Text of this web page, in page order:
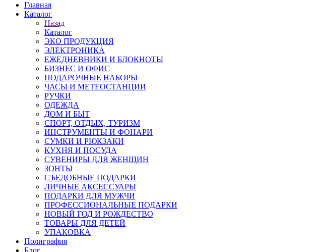
Главная
Каталог
Назад
Каталог
ЭКО ПРОДУКЦИЯ
ЭЛЕКТРОНИКА
ЕЖЕДНЕВНИКИ И БЛОКНОТЫ
БИЗНЕС И ОФИС
ПОДАРОЧНЫЕ НАБОРЫ
ЧАСЫ И МЕТЕОСТАНЦИИ
РУЧКИ
ОДЕЖДА
ДОМ И БЫТ
СПОРТ, ОТДЫХ, ТУРИЗМ
ИНСТРУМЕНТЫ И ФОНАРИ
СУМКИ И РЮКЗАКИ
КУХНЯ И ПОСУДА
СУВЕНИРЫ ДЛЯ ЖЕНЩИН
ЗОНТЫ
СЪЕДОБНЫЕ ПОДАРКИ
ЛИЧНЫЕ АКСЕССУАРЫ
ПОДАРКИ ДЛЯ МУЖЧИ
ПРОФЕССИОНАЛЬНЫЕ ПОДАРКИ
НОВЫЙ ГОД И РОЖДЕСТВО
ТОВАРЫ ДЛЯ ДЕТЕЙ
УПАКОВКА
Полиграфия
Блог